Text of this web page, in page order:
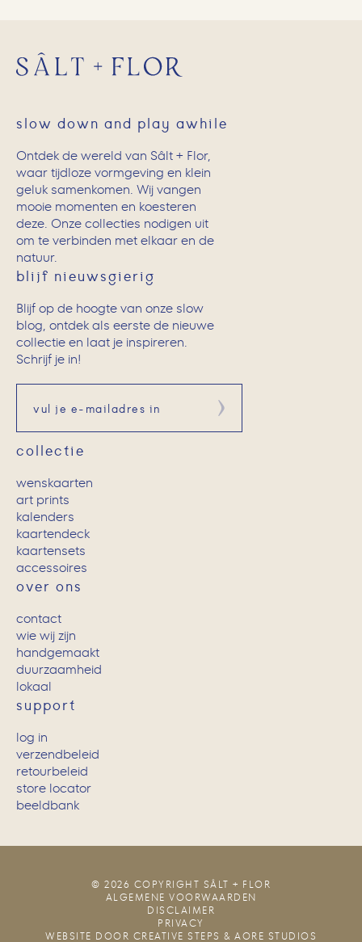
slow down and play awhile
Ontdek de wereld van Sâlt + Flor,
waar tijdloze vormgeving en klein
geluk samenkomen. Wij vangen
mooie momenten en koesteren
deze. Onze collecties nodigen uit
om te verbinden met elkaar en de
natuur.
blijf nieuwsgierig
Blijf op de hoogte van onze slow
blog, ontdek als eerste de nieuwe
collectie en laat je inspireren.
Schrijf je in!
Aanmelden
collectie
wenskaarten
art prints
kalenders
kaartendeck
kaartensets
accessoires
over ons
contact
wie wij zijn
handgemaakt
duurzaamheid
lokaal
support
log in
verzendbeleid
retourbeleid
store locator
beeldbank
© 2026 COPYRIGHT SÂLT + FLOR
ALGEMENE VOORWAARDEN
DISCLAIMER
PRIVACY
WEBSITE DOOR CREATIVE STEPS & AORE STUDIOS